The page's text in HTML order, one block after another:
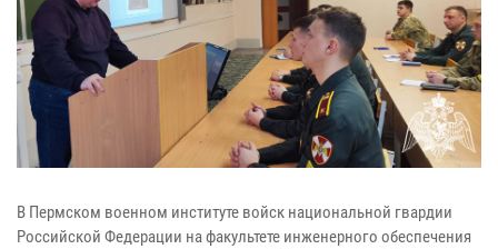
В Пермском военном институте войск национальной гвардии
Российской Федерации на факультете инженерного обеспечения